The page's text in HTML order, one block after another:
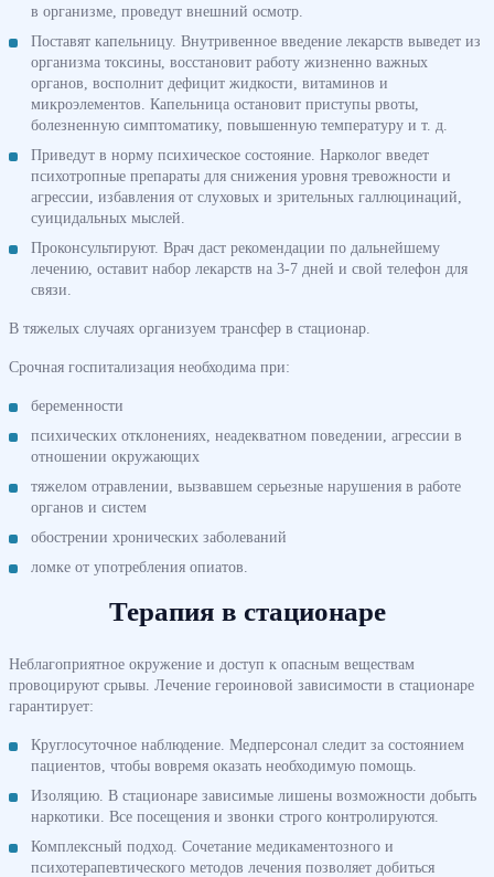
в организме, проведут внешний осмотр.
Поставят капельницу. Внутривенное введение лекарств выведет из
организма токсины, восстановит работу жизненно важных
органов, восполнит дефицит жидкости, витаминов и
микроэлементов. Капельница остановит приступы рвоты,
болезненную симптоматику, повышенную температуру и т. д.
Приведут в норму психическое состояние. Нарколог введет
психотропные препараты для снижения уровня тревожности и
агрессии, избавления от слуховых и зрительных галлюцинаций,
суицидальных мыслей.
Проконсультируют. Врач даст рекомендации по дальнейшему
лечению, оставит набор лекарств на 3-7 дней и свой телефон для
связи.
В тяжелых случаях организуем трансфер в стационар.
Срочная госпитализация необходима при:
беременности
психических отклонениях, неадекватном поведении, агрессии в
отношении окружающих
тяжелом отравлении, вызвавшем серьезные нарушения в работе
органов и систем
обострении хронических заболеваний
ломке от употребления опиатов.
Терапия в стационаре
Неблагоприятное окружение и доступ к опасным веществам
провоцируют срывы. Лечение героиновой зависимости в стационаре
гарантирует:
Круглосуточное наблюдение. Медперсонал следит за состоянием
пациентов, чтобы вовремя оказать необходимую помощь.
Изоляцию. В стационаре зависимые лишены возможности добыть
наркотики. Все посещения и звонки строго контролируются.
Комплексный подход. Сочетание медикаментозного и
психотерапевтического методов лечения позволяет добиться